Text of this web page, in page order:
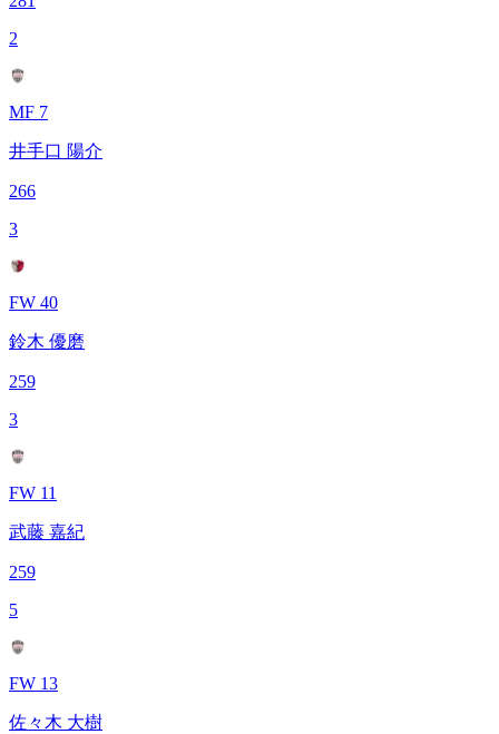
2
MF 7
井手口 陽介
266
3
FW 40
鈴木 優磨
259
3
FW 11
武藤 嘉紀
259
5
FW 13
佐々木 大樹